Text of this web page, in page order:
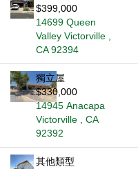
$399,000
14699 Queen
Valley Victorville ,
CA 92394
獨立屋
$330,000
14945 Anacapa
Victorville , CA
92392
其他類型